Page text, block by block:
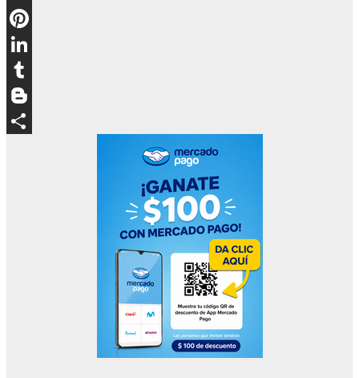
Email
Pinterest
LinkedIn
Tumblr
Blogger